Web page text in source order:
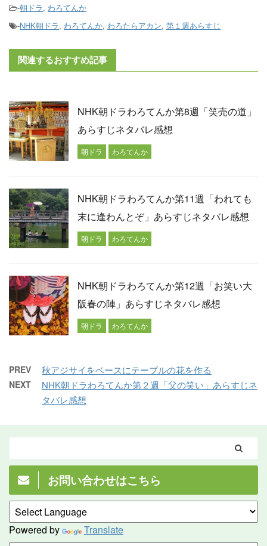
-朝ドラ, わろてんか
-NHK朝ドラ, わろてんか, わろたらアカン, 第１週あらすじ
関連するおすすめ記事
NHK朝ドラわろてんか第8週「笑売の道」
あらすじネタバレ感想
朝ドラ わろてんか
NHK朝ドラわろてんか第11週「われても
末に逢わんとぞ」あらすじネタバレ感想
朝ドラ わろてんか
NHK朝ドラわろてんか第12週「お笑い大
阪春の陣」あらすじネタバレ感想
朝ドラ わろてんか
PREV 秋アジサイをベースにテーブルの花を作る
NEXT
NHK朝ドラわろてんか第２週「父の笑い」あらすじネ
タバレ感想
お問い合わせはこちら
Powered by Translate